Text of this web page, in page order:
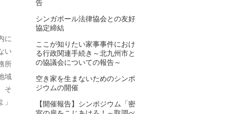
に
い
所
域
そ
2024年11月
2024年9月
2024年8月
告
シンガポール法律協会との友好
協定締結
ここが知りたい家事事件におけ
る行政関連手続き～北九州市と
の協議会についての報告～
空き家を生まないためのシンポ
ジウムの開催
【開催報告】シンポジウム「密